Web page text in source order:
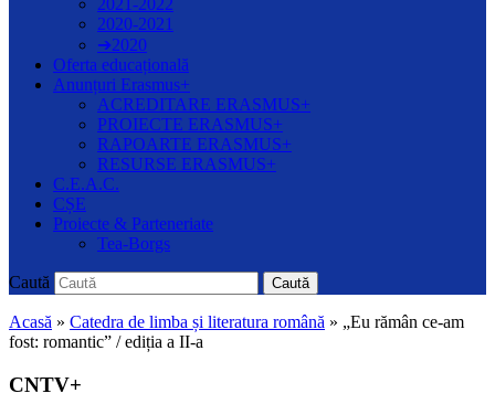
2021-2022
2020-2021
➔2020
Oferta educațională
Anunțuri Erasmus+
ACREDITARE ERASMUS+
PROIECTE ERASMUS+
RAPOARTE ERASMUS+
RESURSE ERASMUS+
C.E.A.C.
CȘE
Proiecte & Parteneriate
Tea-Borgs
Caută Caută
Acasă » Catedra de limba și literatura română » „Eu rămân ce-am
fost: romantic” / ediția a II-a
CNTV+